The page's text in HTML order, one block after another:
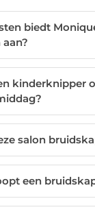
biedt
kinderknipper
salon
een